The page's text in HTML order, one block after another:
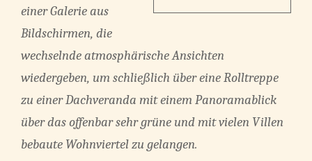
einer Galerie aus
Bildschirmen, die
wechselnde atmosphärische Ansichten
wiedergeben, um schließlich über eine Rolltreppe
zu einer Dachveranda mit einem Panoramablick
über das offenbar sehr grüne und mit vielen Villen
bebaute Wohnviertel zu gelangen.